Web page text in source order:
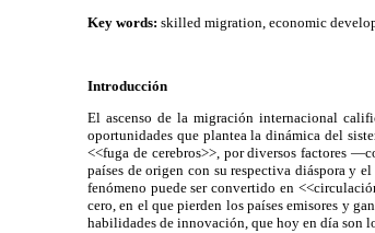
Key words: skilled migration, economic
Introducción
El ascenso de la migración internacional
oportunidades que plantea la dinámica del
<<fuga de cerebros>>, por diversos factores
países de origen con su respectiva diáspora y
fenómeno puede ser convertido en
cero, en el que pierden los países emisores y
habilidades de innovación, que hoy en día son